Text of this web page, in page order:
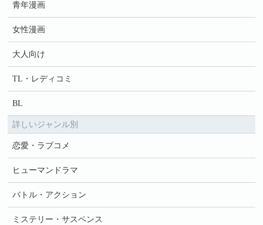
青年漫画
女性漫画
大人向け
TL・レディコミ
BL
詳しいジャンル別
恋愛・ラブコメ
ヒューマンドラマ
バトル・アクション
ミステリー・サスペンス